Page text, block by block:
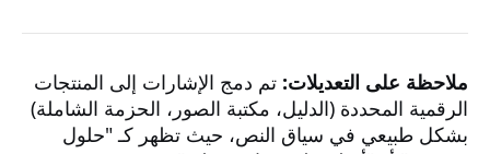
ملاحظة على التعديلات: تم دمج الإشارات إلى المنتجات
الرقمية المحددة (الدليل، مكتبة الصور، الحزمة الشاملة)
بشكل طبيعي في سياق النص، حيث تظهر كـ "حلول